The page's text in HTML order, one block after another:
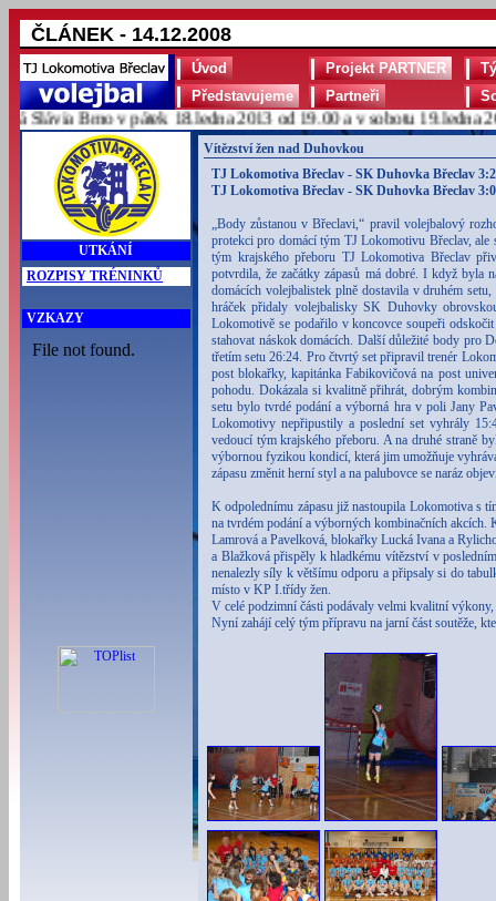
ČLÁNEK - 14.12.2008
Úvod Projekt PARTNER
Představujeme
Partneři
Brno v pátek 18.ledna 2013 od 19.00 a v sobotu 19.ledna
UTKÁNÍ
ROZPISY TRÉNINKŮ
VZKAZY
Vítězství žen nad Duhovkou
TJ Lokomotiva Břeclav - SK Duhovka Břeclav 3:2
TJ Lokomotiva Břeclav - SK Duhovka Břeclav
„Body zůstanou v Břeclavi,“ pravil volejbalový
protekci pro domácí tým TJ Lokomotivu Břeclav,
tým krajského přeboru TJ Lokomotiva Břeclav
potvrdila, že začátky zápasů má dobré. I když byla
domácích volejbalistek plně dostavila v druhém
hráček přidaly volejbalisky SK Duhovky
Lokomotivě se podařilo v koncovce soupeři
stahovat náskok domácích. Další důležité body pro
třetím setu 26:24. Pro čtvrtý set připravil trenér
post blokařky, kapitánka Fabikovičová na post
pohodu. Dokázala si kvalitně přihrát, dobrým
setu bylo tvrdé podání a výborná hra v poli Jany
Lokomotivy nepřipustily a poslední set vyhrály
vedoucí tým krajského přeboru. A na druhé straně
výbornou fyzikou kondicí, která jim umožňuje
zápasu změnit herní styl a na palubovce se naráz
K odpolednímu zápasu již nastoupila Lokomotiva s
na tvrdém podání a výborných kombinačních akcích.
Lamrová a Pavelková, blokařky Lucká Ivana a
a Blažková přispěly k hladkému vítězství v
nenalezly síly k většímu odporu a připsaly si do
místo v KP I.třídy žen.
V celé podzimní části podávaly velmi kvalitní
Nyní zahájí celý tým přípravu na jarní část soutěže,